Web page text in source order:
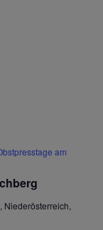
am
Niederösterreich,